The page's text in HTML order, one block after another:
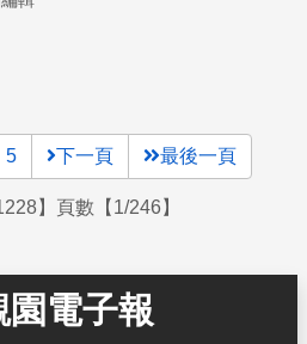
5 下一頁 最後一頁
】頁數【1/246】
電子報